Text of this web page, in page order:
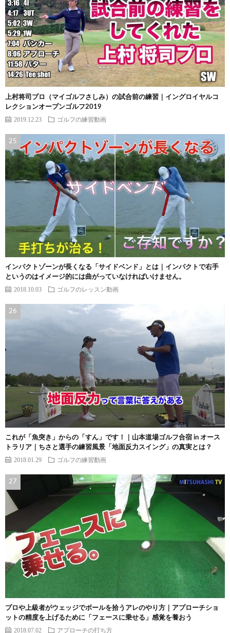
上村将司プロ（マイゴルフさしみ）の試合前の練習｜イングロイヤルコ
レクションオープンゴルフ2019
2019.12.23 ゴルフの練習動画
インパクトゾーンが長くなる「サイドベンド」とは｜インパクトで右手
というのはイメージ的には曲がっていなければいけません。
2018.10.03 ゴルフのレッスン動画
これが「魚突き」からの「すん」です！｜山本道場ゴルフ合宿 in オース
トラリア｜ちさと選手の練習風景「地面反力スイング」の真実とは？
2018.01.29 ゴルフの練習動画
プロや上級者がウェッジでボールを拾うアレのやり方｜アプローチショ
ットの精度を上げるために「フェースに乗せる」感覚を養おう
2018.07.02 アプローチの打ち方